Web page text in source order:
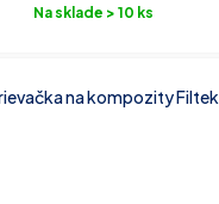
Na sklade > 10 ks
na kompozity Filtek